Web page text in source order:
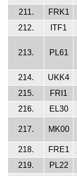
211.
FRK1
212.
ITF1
213. PL61
214. UKK4
215.
FRI1
216.
EL30
217. MK00
218. FRE1
219.
PL22